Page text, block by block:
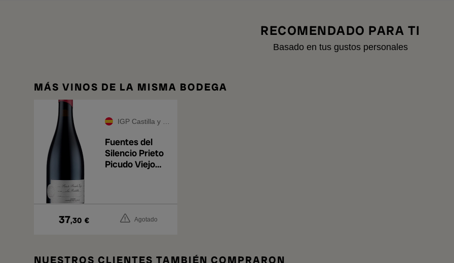
RECOMENDADO PARA TI
Basado en tus gustos personales
MÁS VINOS DE LA MISMA BODEGA
IGP Castilla y León
Fuentes del
Silencio Prieto
Picudo Viejo
37,30 € Agotado
NUESTROS CLIENTES TAMBIÉN COMPRARON